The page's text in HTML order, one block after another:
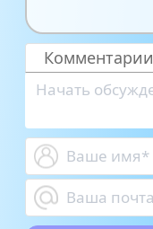
Комментарии